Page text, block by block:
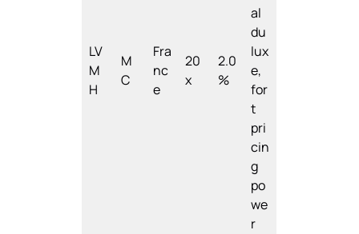
LV
M
H
M
C
Fra
nc
e
20
x
2.0
%
al
du
lux
e,
for
t
pri
cin
g
po
we
r